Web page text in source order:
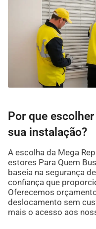
Por que
sua instalação?
A escolha da Mega
estores Para Quem
baseia na segurança
confiança que
Oferecemos
deslocamento sem
mais o acesso aos